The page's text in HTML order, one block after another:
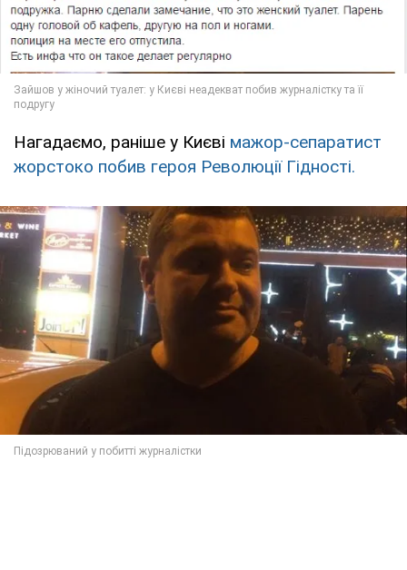
Нагадаємо, раніше у Києві мажор-сепаратист
жорстоко побив героя Революції Гідності.